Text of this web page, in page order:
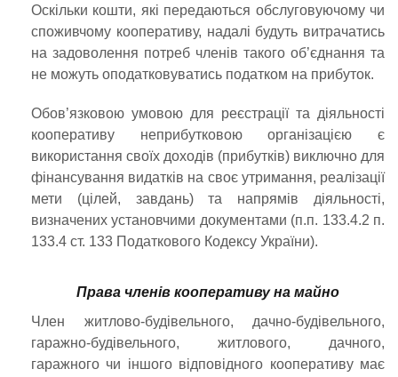
Оскільки кошти, які передаються обслуговуючому чи
споживчому кооперативу, надалі будуть витрачатись
на задоволення потреб членів такого об’єднання та
не можуть оподатковуватись податком на прибуток.
Обов’язковою умовою для реєстрації та діяльності
кооперативу неприбутковою організацією є
використання своїх доходів (прибутків) виключно для
фінансування видатків на своє утримання, реалізації
мети (цілей, завдань) та напрямів діяльності,
визначених установчими документами (п.п. 133.4.2 п.
133.4 ст. 133 Податкового Кодексу України).
Права членів кооперативу на майно
Член житлово-будівельного, дачно-будівельного,
гаражно-будівельного, житлового, дачного,
гаражного чи іншого відповідного кооперативу має